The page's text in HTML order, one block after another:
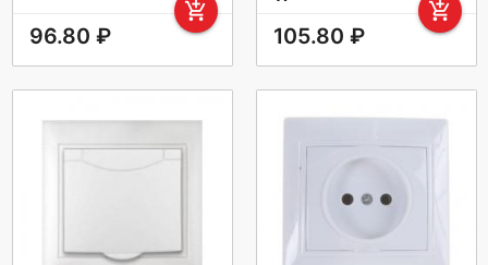
add_shopping_cart
96.80 ₽
add_shopping_cart
105.80 ₽